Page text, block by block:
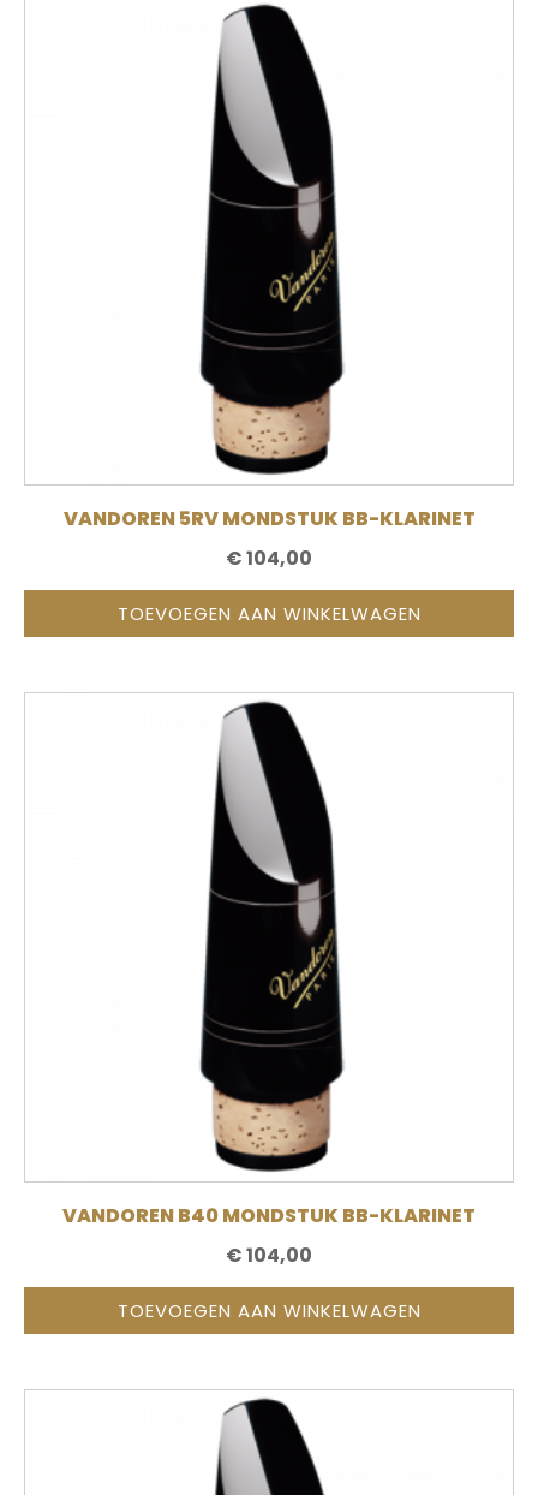
VANDOREN 5RV MONDSTUK BB-KLARINET
€104,00
TOEVOEGEN AAN WINKELWAGEN
VANDOREN B40 MONDSTUK BB-KLARINET
€104,00
TOEVOEGEN AAN WINKELWAGEN